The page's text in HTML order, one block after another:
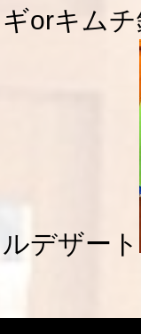
ギorキム
ルデザート